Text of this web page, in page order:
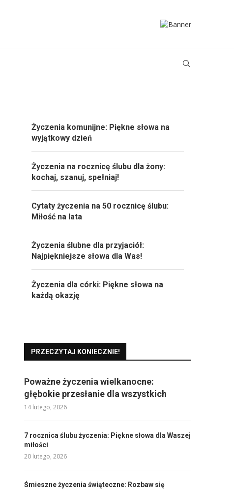
Życzenia komunijne: Piękne słowa na
wyjątkowy dzień
Życzenia na rocznicę ślubu dla żony:
kochaj, szanuj, spełniaj!
Cytaty życzenia na 50 rocznicę ślubu:
Miłość na lata
Życzenia ślubne dla przyjaciół:
Najpiękniejsze słowa dla Was!
Życzenia dla córki: Piękne słowa na
każdą okazję
PRZECZYTAJ KONIECZNIE!
Poważne życzenia wielkanocne:
głębokie przesłanie dla wszystkich
14 lutego, 2026
7 rocznica ślubu życzenia: Piękne słowa dla Waszej
miłości
20 lutego, 2026
Śmieszne życzenia świąteczne: Rozbaw się